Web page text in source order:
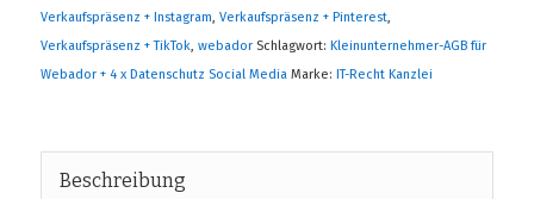
Verkaufspräsenz + Instagram, Verkaufspräsenz + Pinterest,
Verkaufspräsenz + TikTok, webador Schlagwort: Kleinunternehmer-AGB für
Webador + 4 x Datenschutz Social Media Marke: IT-Recht Kanzlei
Beschreibung